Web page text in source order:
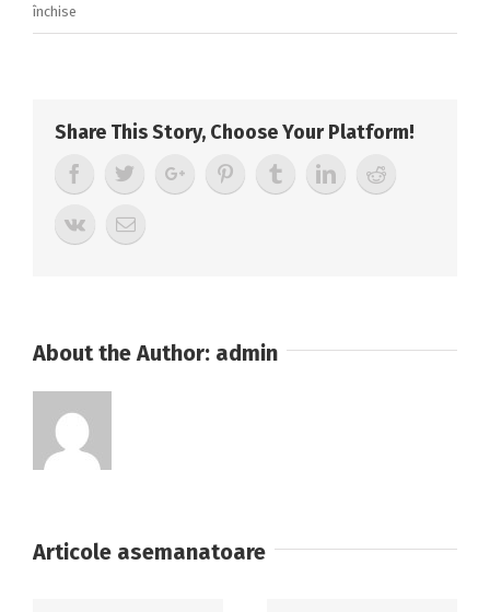
închise
ATRIBUIREA
CONTRACTULUI
FURNIZARE
BIROTICĂ)
Share This Story, Choose Your Platform!
About the Author: admin
Articole asemanatoare